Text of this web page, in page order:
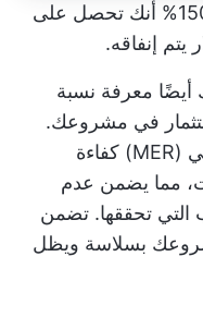
يعني العائد على الاستثمار بنسبة 150% أنك تحصل على
أيضًا معرفة نسبة
في مشروعك.
تقيس نسبة كفاءة الإنفاق التسويقي (MER) كفاءة
مما يضمن عدم
التي تحققها. تضمن
بسلاسة ويظل